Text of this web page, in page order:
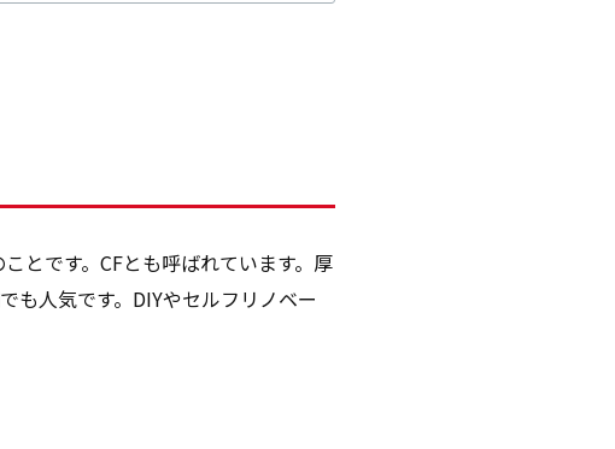
とです。CFとも呼ばれています。厚
も人気です。DIYやセルフリノベー